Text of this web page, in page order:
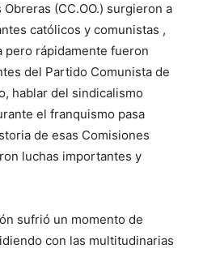
(CC.OO.) surgieron a
católicos y comunistas ,
pero rápidamente fueron
del Partido Comunista de
hablar del sindicalismo
el franquismo pasa
de esas Comisiones
luchas importantes y
sufrió un momento de
con las multitudinarias